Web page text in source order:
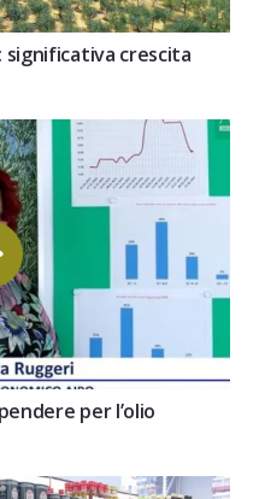
significativa crescita
per l’olio